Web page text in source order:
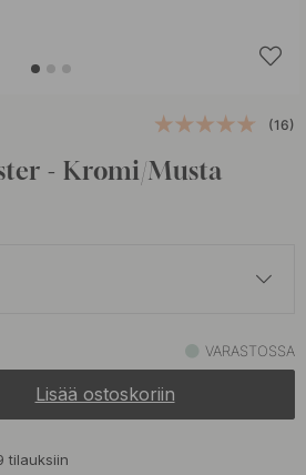
(16)
- Kromi/Musta
Varastossa
VARASTOSSA
Lisää ostoskoriin
tilauksiin